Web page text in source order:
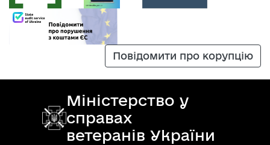
Повідомити про корупцію
Міністерство у
справах
ветеранів України